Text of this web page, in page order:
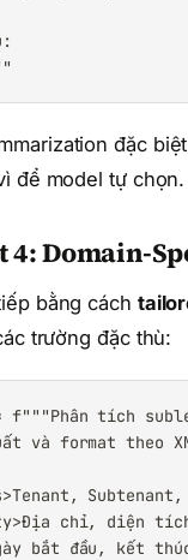
đặc
để model tự chọn.
4: Domain-
bằng cách
trường đặc thù:
f"""Phân tích
và format theo
chỉ, diện
bắt đầu, kết